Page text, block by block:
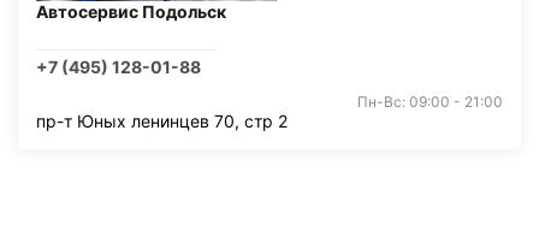
Автосервис Подольск
+7 (495) 128-01-88
Пн-Вс: 09:00 - 21:00
пр-т Юных ленинцев 70, стр 2